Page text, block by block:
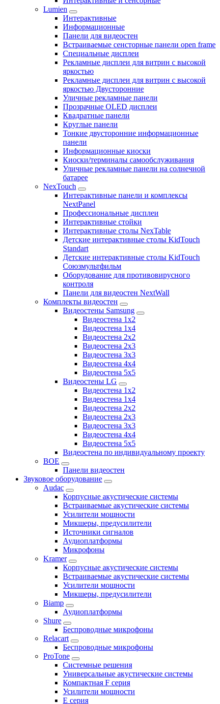
Lumien
Интерактивные
Информационные
Панели для видеостен
Встраиваемые сенсторные панели open frame
Специальные дисплеи
Рекламные дисплеи для витрин с высокой
яркостью
Рекламные дисплеи для витрин с высокой
яркостью Двусторонние
Уличные рекламные панели
Прозрачные OLED дисплеи
Квадратные панели
Круглые панели
Тонкие двусторонние информационные
панели
Информационные киоски
Киоски/терминалы самообслуживания
Уличные рекламные панели на солнечной
батарее
NexTouch
Интерактивные панели и комплексы
NextPanel
Профессиональные дисплеи
Интерактивные стойки
Интерактивные столы NexTable
Детские интерактивные столы KidTouch
Standart
Детские интерактивные столы KidTouch
Союзмультфильм
Оборудование для противовирусного
контроля
Панели для видеостен NextWall
Комплекты видеостен
Видеостены Samsung
Видеостена 1x2
Видеостена 1x4
Видеостена 2x2
Видеостена 2х3
Видеостена 3x3
Видеостена 4x4
Видеостена 5x5
Видеостены LG
Видеостена 1x2
Видеостена 1x4
Видеостена 2x2
Видеостена 2x3
Видеостена 3x3
Видеостена 4x4
Видеостена 5x5
Видеостена по индивидуальному проекту
BOE
Панели видеостен
Звуковое оборудование
Audac
Корпусные акустические системы
Встраиваемые акустические системы
Усилители мощности
Микшеры, предусилители
Источники сигналов
Аудиоплатформы
Микрофоны
Kramer
Корпусные акустические системы
Встраиваемые акустические системы
Усилители мощности
Микшеры, предусилители
Biamp
Аудиоплатформы
Shure
Беспроводные микрофоны
Relacart
Беспроводные микрофоны
ProTone
Системные решения
Универсальные акустические системы
Компактная F серия
Усилители мощности
E серия